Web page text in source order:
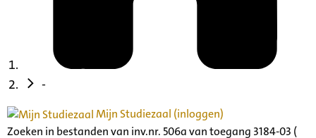
-
Mijn Studiezaal (inloggen)
Zoeken in bestanden van inv.nr. 506a van toegang 3184-03 (